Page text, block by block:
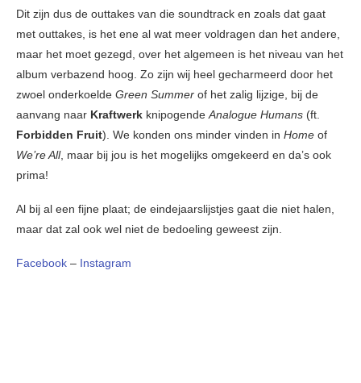
Dit zijn dus de outtakes van die soundtrack en zoals dat gaat
met outtakes, is het ene al wat meer voldragen dan het andere,
maar het moet gezegd, over het algemeen is het niveau van het
album verbazend hoog. Zo zijn wij heel gecharmeerd door het
zwoel onderkoelde Green Summer of het zalig lijzige, bij de
aanvang naar Kraftwerk knipogendeAnalogue Humans (ft.
Forbidden Fruit). We konden ons minder vinden in Home of
We’re All, maar bij jou is het mogelijks omgekeerd en da’s ook
prima!
Al bij al een fijne plaat; de eindejaarslijstjes gaat die niet halen,
maar dat zal ook wel niet de bedoeling geweest zijn.
Facebook – Instagram